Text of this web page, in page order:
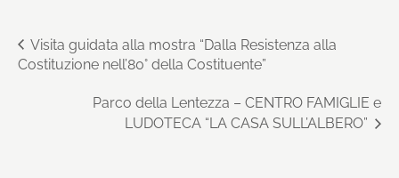
Visita guidata alla mostra “Dalla Resistenza alla
Costituzione nell’80° della Costituente”
Parco della Lentezza – CENTRO FAMIGLIE e
LUDOTECA “LA CASA SULL’ALBERO”